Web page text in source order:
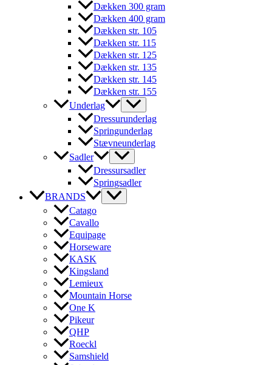
Dækken 300 gram
Dækken 400 gram
Dækken str. 105
Dækken str. 115
Dækken str. 125
Dækken str. 135
Dækken str. 145
Dækken str. 155
Underlag
Dressurunderlag
Springunderlag
Stævneunderlag
Sadler
Dressursadler
Springsadler
BRANDS
Catago
Cavallo
Equipage
Horseware
KASK
Kingsland
Lemieux
Mountain Horse
One K
Pikeur
QHP
Roeckl
Samshield